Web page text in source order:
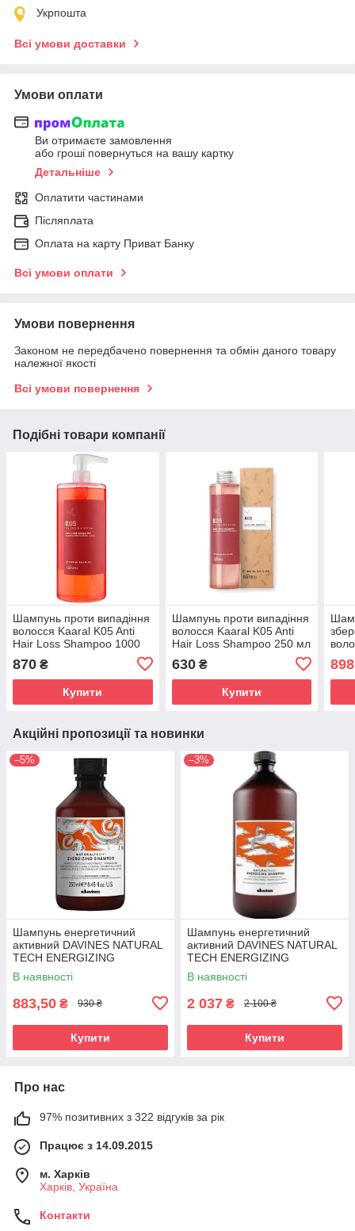
Укрпошта
Всі умови доставки
Умови оплати
Ви отримаєте замовлення
або гроші повернуться на вашу картку
Детальніше
Оплатити частинами
Післяплата
Оплата на карту Приват Банку
Всі умови оплати
Умови повернення
Законом не передбачено повернення та обмін даного товару
належної якості
Всі умови повернення
Подібні товари компанії
Шампунь проти випадіння
волосся Kaaral K05 Anti
Hair Loss Shampoo 1000
870 ₴
Купити
Шампунь проти випадіння
волосся Kaaral K05 Anti
Hair Loss Shampoo 250 мл
630₴
Купити
Акційні пропозиції та новинки
–5%
Шампунь енергетичний
активний DAVINES NATURAL
TECH ENERGIZING
SHAMPOO 250 мл
В наявності
883,50 ₴ 930 ₴
Купити
–3%
Шампунь енергетичний
активний DAVINES NATURAL
TECH ENERGIZING
SHAMPOO 1000 мл
В наявності
2 037 ₴ 2 100 ₴
Купити
Про нас
97% позитивних з 322 відгуків за рік
Працює з 14.09.2015
м. Харків
Харків, Україна
Контакти